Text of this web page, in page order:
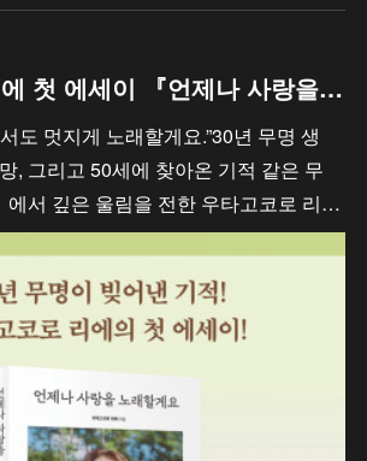
우타고코로 리에 첫 에세이 『언제나 사랑을 노래할게요』
도 멋지게 노래할게요.”30년 무명 생
, 그리고 50세에 찾아온 기적 같은 무
에서 깊은 울림을 전한 우타고코로 리…